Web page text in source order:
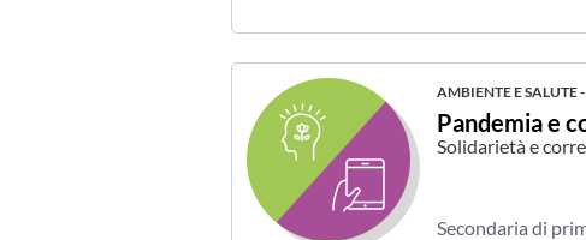
AMBIENTE E
Pandemia e
Solidarietà e
Secondaria di